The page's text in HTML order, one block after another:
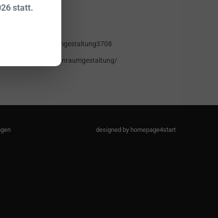
@hofmannraumgestaltung3708
fb.com/hofmannraumgestaltung/
designed by homepage4start
statt.